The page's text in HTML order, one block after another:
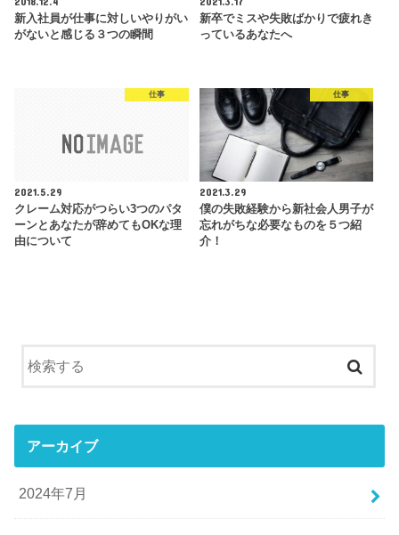
新入社員が仕事に対しいやりがい
がないと感じる３つの瞬間
新卒でミスや失敗ばかりで疲れき
っているあなたへ
仕事
2021.5.29
クレーム対応がつらい3つのパタ
ーンとあなたが辞めてもOKな理
由について
仕事
2021.3.29
僕の失敗経験から新社会人男子が
忘れがちな必要なものを５つ紹
介！
アーカイブ
2024年7月